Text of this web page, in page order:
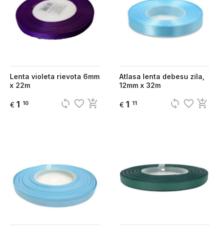
Lenta violeta rievota 6mm
x 22m
€ 1 10 sync favorite_border add_shopping_cart
Atlasa lenta debesu zila,
12mm x 32m
€ 1 11 sync favorite_border add_shopping_cart